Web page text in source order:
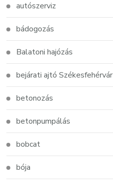
autószerviz
bádogozás
Balatoni hajózás
bejárati ajtó Székesfehérvár
betonozás
betonpumpálás
bobcat
bója